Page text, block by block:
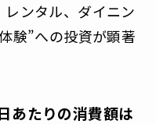
ンタル、ダイニン
験”への投資が顕著
あたりの消費額は